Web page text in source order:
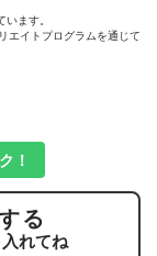
ます。
エイトプログラムを通じて
！
る
れてね